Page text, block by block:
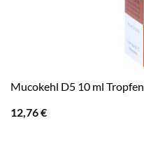
Mucokehl D5 10 ml Tropfen
12,76€